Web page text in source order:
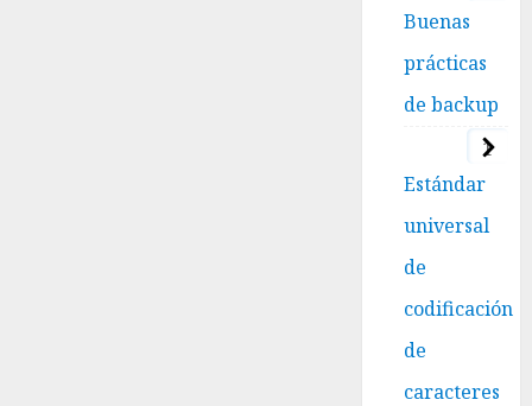
Buenas
prácticas
de backup
1
Estándar
universal
de
codificación
de
caracteres